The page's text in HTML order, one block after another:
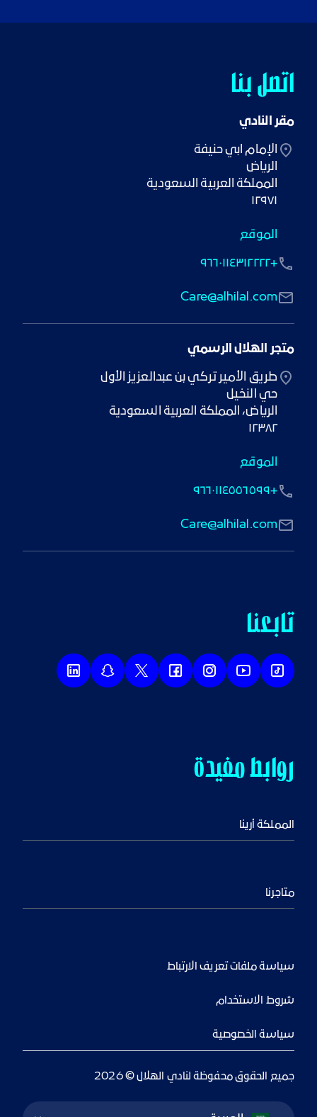
اتصل بنا
مقر النادي
١٢٩٧١
الموقع
Care@alhilal.com
+٩٦٦٠١١٤٣١٢٢٢٢
متجر الهلال الرسمي
حي النخيل
١٢٣٨٢
الموقع
Care@alhilal.com
+٩٦٦٠١١٤٥٥٦٥٩٩
روابط مفيدة
المملكة أرينا
متاجرنا
تابعنا
سياسة ملفات تعريف الارتباط
شروط الاستخدام
سياسة الخصوصية
جميع الحقوق محفوظة لنادي الهلال © 2026
Language Switcher